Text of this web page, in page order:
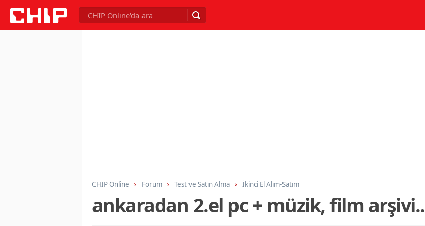
CHIP Online Forum Test ve Satın Alma İkinci El Alım-Satım
ankaradan 2.el pc + müzik, film arşivi..